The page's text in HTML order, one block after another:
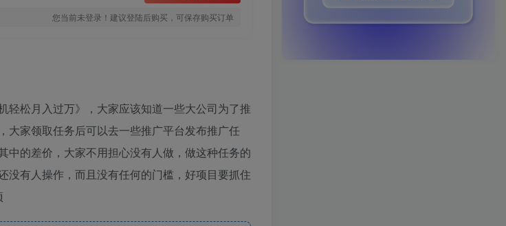
您当前未登录！建议登陆后购买，可保存购买订单
轻松月入过万》，大家应该知道一些大公司为了推
大家领取任务后可以去一些推广平台发布推广任
中的差价，大家不用担心没有人做，做这种任务的
没有人操作，而且没有任何的门槛，好项目要抓住